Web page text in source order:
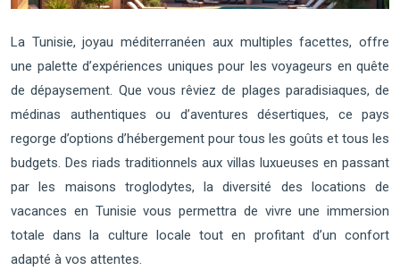
La Tunisie, joyau méditerranéen aux multiples facettes, offre
une palette d’expériences uniques pour les voyageurs en quête
de dépaysement. Que vous rêviez de plages paradisiaques, de
médinas authentiques ou d’aventures désertiques, ce pays
regorge d’options d’hébergement pour tous les goûts et tous les
budgets. Des riads traditionnels aux villas luxueuses en passant
par les maisons troglodytes, la diversité des locations de
vacances en Tunisie vous permettra de vivre une immersion
totale dans la culture locale tout en profitant d’un confort
adapté à vos attentes.